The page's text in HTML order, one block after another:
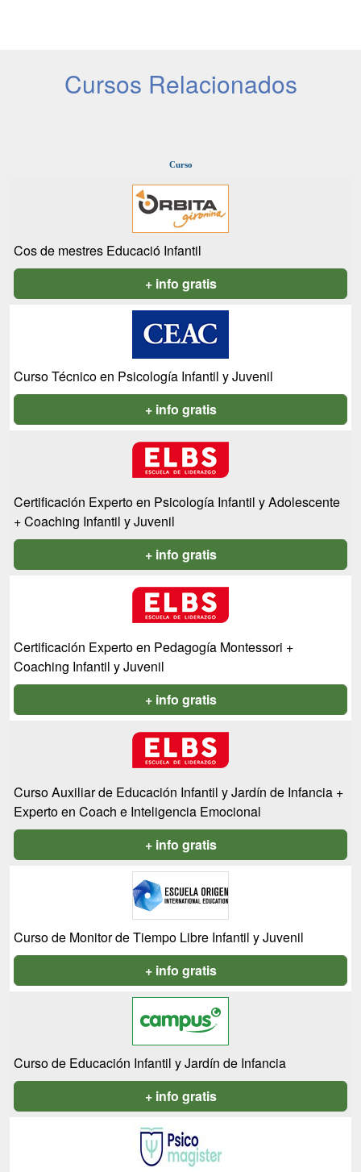
Cursos Relacionados
Curso
Cos de mestres Educació Infantil
+ info gratis
Curso Técnico en Psicología Infantil y Juvenil
+ info gratis
Certificación Experto en Psicología Infantil y Adolescente
+ Coaching Infantil y Juvenil
+ info gratis
Certificación Experto en Pedagogía Montessori +
Coaching Infantil y Juvenil
+ info gratis
Curso Auxiliar de Educación Infantil y Jardín de Infancia +
Experto en Coach e Inteligencia Emocional
+ info gratis
Curso de Monitor de Tiempo Libre Infantil y Juvenil
+ info gratis
Curso de Educación Infantil y Jardín de Infancia
+ info gratis